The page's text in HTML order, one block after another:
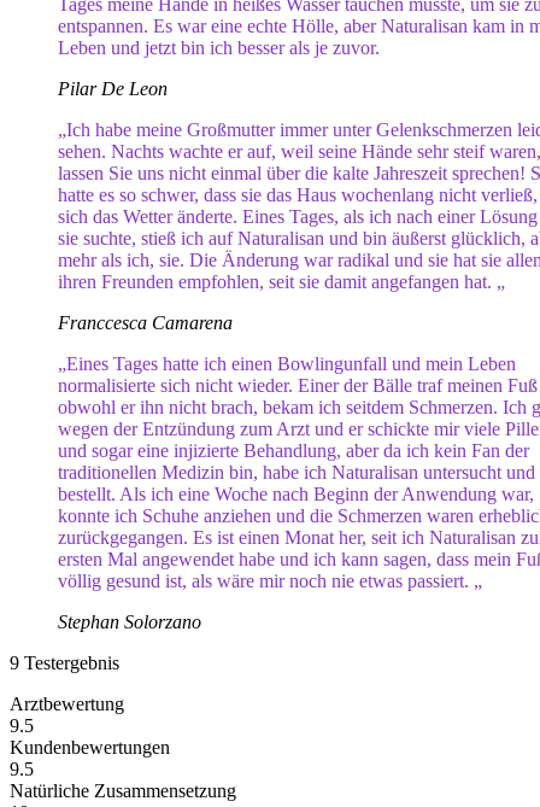
Tages meine Hände in heißes Wasser tauchen musste, um sie
entspannen. Es war eine echte Hölle, aber Naturalisan kam in
Leben und jetzt bin ich besser als je zuvor.
Pilar De Leon
„Ich habe meine Großmutter immer unter Gelenkschmerzen
sehen. Nachts wachte er auf, weil seine Hände sehr steif
lassen Sie uns nicht einmal über die kalte Jahreszeit sprechen!
hatte es so schwer, dass sie das Haus wochenlang nicht
sich das Wetter änderte. Eines Tages, als ich nach einer
sie suchte, stieß ich auf Naturalisan und bin äußerst glücklich,
mehr als ich, sie. Die Änderung war radikal und sie hat sie
ihren Freunden empfohlen, seit sie damit angefangen hat. „
Franccesca Camarena
„Eines Tages hatte ich einen Bowlingunfall und mein Leben
normalisierte sich nicht wieder. Einer der Bälle traf meinen
obwohl er ihn nicht brach, bekam ich seitdem Schmerzen. Ich
wegen der Entzündung zum Arzt und er schickte mir viele
und sogar eine injizierte Behandlung, aber da ich kein Fan der
traditionellen Medizin bin, habe ich Naturalisan untersucht und
bestellt. Als ich eine Woche nach Beginn der Anwendung war,
konnte ich Schuhe anziehen und die Schmerzen waren
zurückgegangen. Es ist einen Monat her, seit ich Naturalisan
ersten Mal angewendet habe und ich kann sagen, dass mein
völlig gesund ist, als wäre mir noch nie etwas passiert. „
Stephan Solorzano
9 Testergebnis
Arztbewertung
9.5
Kundenbewertungen
9.5
Natürliche Zusammensetzung